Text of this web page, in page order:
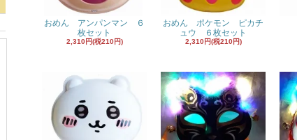
おめん アンパンマン ６
枚セット
2,310円(税210円)
おめん ポケモン ピカチ
ュウ ６枚セット
2,310円(税210円)